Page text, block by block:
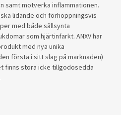
samt motverka inflammationen.
lidande och förhoppningsvis
med både sällsynta
som hjärtinfarkt. ANXV har
med nya unika
första i sitt slag på marknaden)
finns stora icke tillgodosedda